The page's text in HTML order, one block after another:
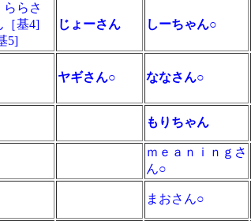
ららさ
［基4]
5]
じょーさん しーちゃん○
ヤギさん○ ななさん○
もりちゃん
ｍｅａｎｉｎｇさ
ん○
まおさん○